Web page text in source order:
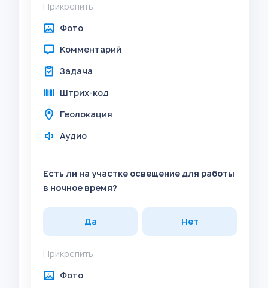
Прикрепить
Фото
Комментарий
Задача
Штрих-код
Геолокация
Аудио
Есть ли на участке освещение для работы
в ночное время?
Да Нет
Прикрепить
Фото